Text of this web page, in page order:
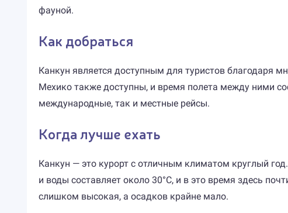
фауной.
Как добраться
Канкун является доступным для туристов
Мехико также доступны, и время полета между ними
международные, так и местные рейсы.
Когда лучше ехать
Канкун — это курорт с отличным климатом круглый
и воды составляет около 30°C, и в это время здесь
слишком высокая, а осадков крайне мало.